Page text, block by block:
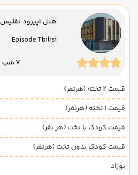
هتل اپیزود تفلیس
Episode Tbilisi
7 شب
قیمت 2 تخته (هرنفر)
قیمت 1 تخته (هرنفر)
قیمت کودک با تخت (هر نفر)
قیمت کودک بدون تخت (هرنفر)
نوزاد